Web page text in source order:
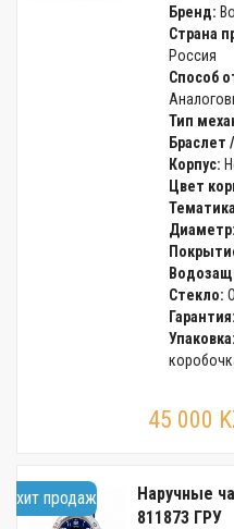
Бренд:
Страна
Россия
Способ
Тип
Корпус:
Цвет
Диаметр:
Стекло:
Гарантия:
Упаковка:
45 000
хит продаж
Наручные
811873 ГРУ